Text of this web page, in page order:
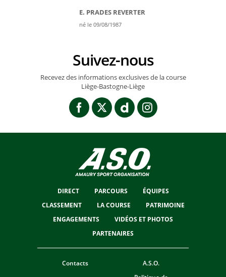
E. PRADES REVERTER
né le 09/08/1987
Suivez-nous
Recevez des informations exclusives de la course
Liège-Bastogne-Liège
DIRECT PARCOURS
ÉQUIPES
CLASSEMENT
LA COURSE
PATRIMOINE
ENGAGEMENTS
VIDÉOS ET PHOTOS
PARTENAIRES
Contacts
A.S.O.